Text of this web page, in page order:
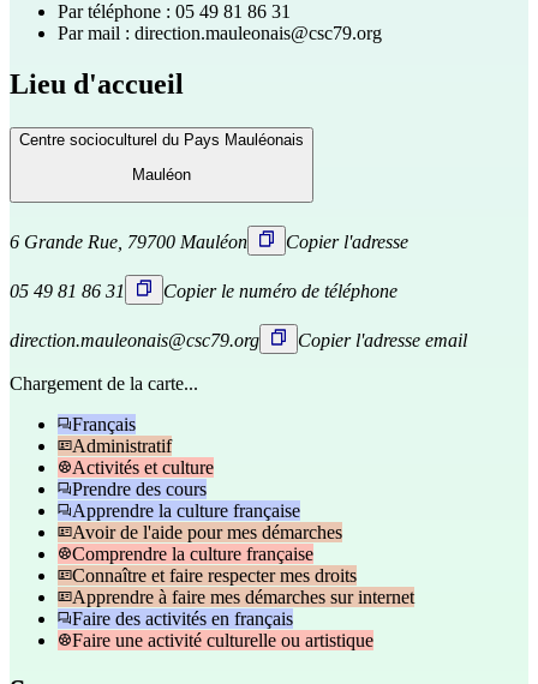
Par téléphone : 05 49 81 86 31
Par mail : direction.mauleonais@csc79.org
Lieu d'accueil
Centre socioculturel du Pays Mauléonais
Mauléon
6 Grande Rue, 79700 Mauléon Copier l'adresse
05 49 81 86 31 Copier le numéro de téléphone
direction.mauleonais@csc79.org Copier l'adresse email
Chargement de la carte...
Français
Administratif
Activités et culture
Prendre des cours
Apprendre la culture française
Avoir de l'aide pour mes démarches
Comprendre la culture française
Connaître et faire respecter mes droits
Apprendre à faire mes démarches sur internet
Faire des activités en français
Faire une activité culturelle ou artistique